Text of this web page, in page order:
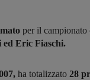
per il campionato
ed Eric Fiaschi.
ha totalizzato 28